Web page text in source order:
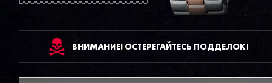
ВНИМАНИЕ! ОСТЕРЕГАЙТЕСЬ ПОДДЕЛОК!